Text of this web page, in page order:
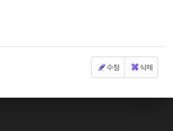
수정 삭제